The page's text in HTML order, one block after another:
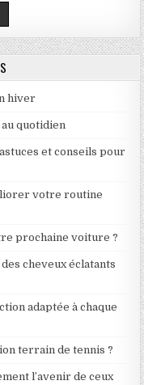
hiver
quotidien
et conseils pour
votre routine
prochaine voiture ?
cheveux éclatants
adaptée à chaque
terrain de tennis ?
l’avenir de ceux